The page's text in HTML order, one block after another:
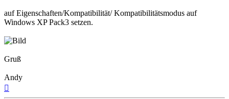
auf Eigenschaften/Kompatibilität/ Kompatibilitätsmodus auf
Windows XP Pack3 setzen.
Gruß
Andy